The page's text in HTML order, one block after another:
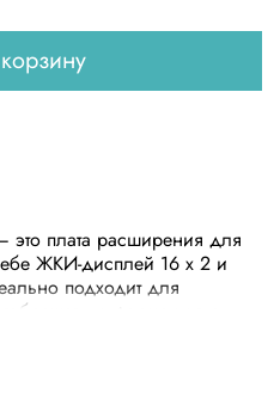
это плата расширения для
ЖКИ-дисплей 16 х 2 и
подходит для
информацию с
программы через меню. Что
канал.